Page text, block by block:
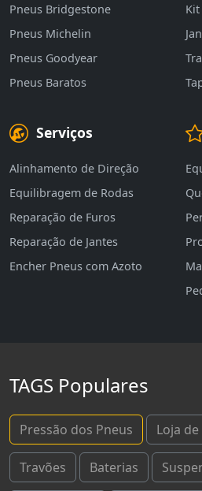
Pneus Bridgestone
Pneus Michelin
Pneus Goodyear
Pneus Baratos
Serviços
Alinhamento de Direção
Equilibragem de Rodas
Reparação de Furos
Reparação de Jantes
Encher Pneus com Azoto
TAGS Populares
Pressão dos Pneus Loja
Travões Baterias